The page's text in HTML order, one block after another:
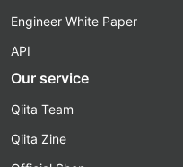
Engineer White Paper
API
Our service
Qiita Team
Qiita Zine